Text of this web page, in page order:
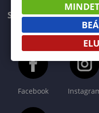
SOPRONI EGYETEM
Facebook